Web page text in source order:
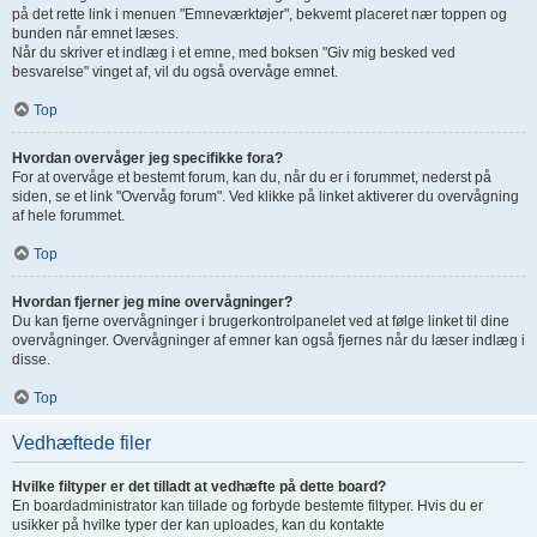
på det rette link i menuen "Emneværktøjer", bekvemt placeret nær toppen og
bunden når emnet læses.
Når du skriver et indlæg i et emne, med boksen "Giv mig besked ved
besvarelse" vinget af, vil du også overvåge emnet.
Top
Hvordan overvåger jeg specifikke fora?
For at overvåge et bestemt forum, kan du, når du er i forummet, nederst på
siden, se et link "Overvåg forum". Ved klikke på linket aktiverer du overvågning
af hele forummet.
Top
Hvordan fjerner jeg mine overvågninger?
Du kan fjerne overvågninger i brugerkontrolpanelet ved at følge linket til dine
overvågninger. Overvågninger af emner kan også fjernes når du læser indlæg i
disse.
Top
Vedhæftede filer
Hvilke filtyper er det tilladt at vedhæfte på dette board?
En boardadministrator kan tillade og forbyde bestemte filtyper. Hvis du er
usikker på hvilke typer der kan uploades, kan du kontakte